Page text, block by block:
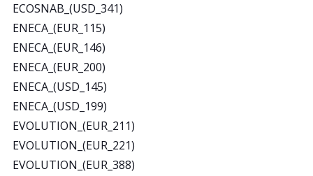
ECOSNAB_(USD_341)
ENECA_(EUR_115)
ENECA_(EUR_146)
ENECA_(EUR_200)
ENECA_(USD_145)
ENECA_(USD_199)
EVOLUTION_(EUR_211)
EVOLUTION_(EUR_221)
EVOLUTION_(EUR_388)